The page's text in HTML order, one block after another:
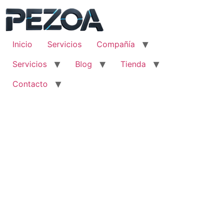
contenido
Inicio
Servicios
Compañía
Servicios
Blog
Tienda
Contacto